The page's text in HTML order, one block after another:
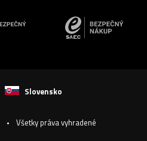
Slovensko
Všetky práva vyhradené